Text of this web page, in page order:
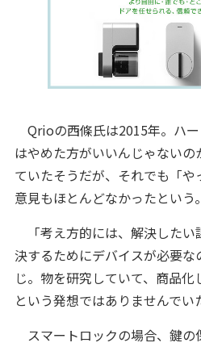
Qrioの西條氏は2015年。ハ
はやめた方がいいんじゃない
ていたそうだが、それでも「や
意見もほとんどなかったという。
「考え方的には、解決したい
決するためにデバイスが必要
じ。物を研究していて、商品化
という発想ではありませんでい
スマートロックの場合、鍵の